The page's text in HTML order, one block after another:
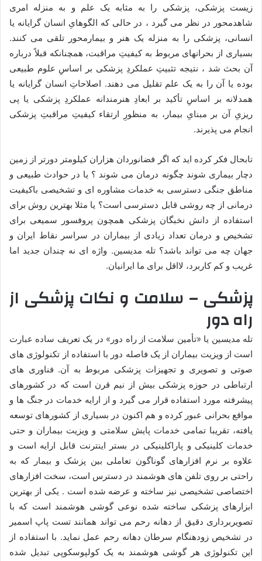
زیست پزشکی، پزشکی را به مثابه یک علم و به منزله امری
شاهدمحور در نظر می گیرد ، در حالی که الگوهایِ انسان گرایانه یا
انسانی، پزشکی را به منزله یک هنر و بیمارمحور تلقی می کنند.
بسیاری از بحرانهای مربوط به کیفیتِ مراقبت، همچنانکه قبلاً درباره
آن بحث شد ، نتیجه تثبیتِ عملکردِ پزشکی بر اساسِ علوم طبیعی
بوده یا آن را به یک علم تقلیل می دهند. اصلاحاتِ انسان گرایانه یا
همدلانه بر اساسِ تأکید بر ابعادِ هنرمندانه عملکردِ پزشکی یا پی
ریزیِ آن بر مبنایِ بیمار، به منظورِ ارتقاء کیفیتِ مراقبتِ پزشکی
انجام می پذیرند.
تابحال فکر کرده اید که اگر فضانوردان هزاران کیلومتر دورتر از زمین
دچار بیماری شوند چگونه درمان می شوند ؟ یا در حوادث طبیعی و
مناطق جنگی دسترسی به خدمات مشاوره ای و تشخیصی باکیفیت
درمانی از چه روشی قابل دسترسی است؟ یا مثلا بهترین روش برای
استفاده از دانش نخبگان پزشکی همچون پروفسور سمیعی برای
تشخیص و درمان تعداد زیادی از بیماران در سراسر نقاط ایران و
جهان چه می تواند باشد؟ تله مدیسین. واژه ای نه چندان جدید اما
غریب و کم کاربرد، لااقل برای ما ایرانیان.
پزشکی – سلامت و نکات پزشکی از
راه دور
تله مدیسین یا «تأمین سلامت از راه دور» در یک تعریف ساده عبارت
است از ویزیت بیماران از یک فاصله دور با استفاده از تکنولوژی های
صوتی و تصویری و تجهیزات پزشکی مربوط به آن. فناوری های
ارتباطی در حوزه پزشکی بیش از نیم قرن است که در کشورهای
پیشرفته مورد استفاده قرار می گیرد و از ارایه خدمات در جنگ ها و
مواقع بحرانی عبور کرده و هم اکنون در بسیاری از کشورهای توسعه
یافته، تقریبا تمامی خدمات پایش سلامتی و ویزیت بیماران و حتی
خدمات کلینیکی و پاراکلینیکی در بستر اینترنت قابل ارایه است و
علاوه بر نرم افزارهای گوناگون تعاملی بین پزشک و بیمار که به
راحتی بر روی تلفن های هوشمند در دسترس است، سخت افزارهای
اختصاصی تشخیصی نیز ساخته و عرضه شده است . یکی از بهترین
ابزارهای پزشکی ساخته شده نوعی گوشی هوشمند است که با
تصویربرداری دقیق از دهانه رحم می تواند همانند تست پاپ اسمیر
در تشخیص زودهنگام سرطان دهانه رحم عمل نماید. با استفاده از
این تکنولوژی هر گوشی هوشمند به یک کولپوسکوپی تبدیل شده